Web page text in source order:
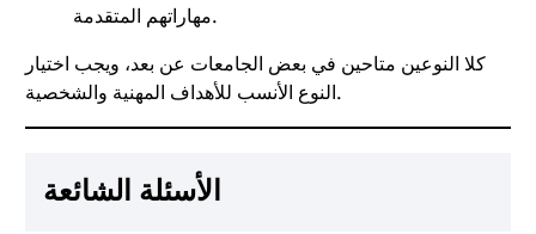
مهاراتهم المتقدمة.
كلا النوعين متاحين في بعض الجامعات عن بعد، ويجب اختيار
النوع الأنسب للأهداف المهنية والشخصية.
الأسئلة الشائعة